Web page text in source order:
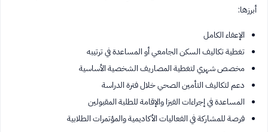
أبرزها:
الإعفاء الكامل
تغطية تكاليف السكن الجامعي أو المساعدة في ترتيبه
مخصص شهري لتغطية المصاريف الشخصية الأساسية
دعم لتكاليف التأمين الصحي خلال فترة الدراسة
المساعدة في إجراءات الفيزا والإقامة للطلبة المقبولين
فرصة للمشاركة في الفعاليات الأكاديمية والمؤتمرات الطلابية